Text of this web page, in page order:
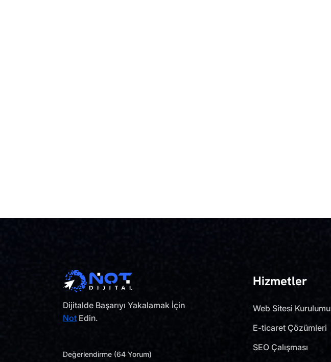
Dijitalde Başarıyı Yakalamak İçin
Not Edin.
Değerlendirme (64 Yorum)
Hizmetler
Web Sitesi Kurulumu
E-ticaret Çözümleri
SEO Çalışması